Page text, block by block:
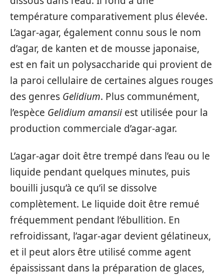
température comparativement plus élevée.
L’agar-agar, également connu sous le nom
d’agar, de kanten et de mousse japonaise,
est en fait un polysaccharide qui provient de
la paroi cellulaire de certaines algues rouges
des genres Gelidium. Plus communément,
l’espèce Gelidium amansii est utilisée pour la
production commerciale d’agar-agar.
L’agar-agar doit être trempé dans l’eau ou le
liquide pendant quelques minutes, puis
bouilli jusqu’à ce qu’il se dissolve
complètement. Le liquide doit être remué
fréquemment pendant l’ébullition. En
refroidissant, l’agar-agar devient gélatineux,
et il peut alors être utilisé comme agent
épaississant dans la préparation de glaces,